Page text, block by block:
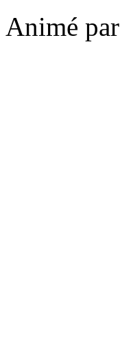
Animé par